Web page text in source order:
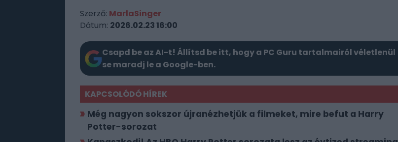
Szerző: MarlaSinger
Dátum: 2026.02.23 16:00
Csapd be az AI-t! Állítsd be itt, hogy a PC Guru tartalmairól véletlenül
se maradj le a Google-ben.
KAPCSOLÓDÓ HÍREK
Még nagyon sokszor újranézhetjük a filmeket, mire befut a Harry
Potter-sorozat